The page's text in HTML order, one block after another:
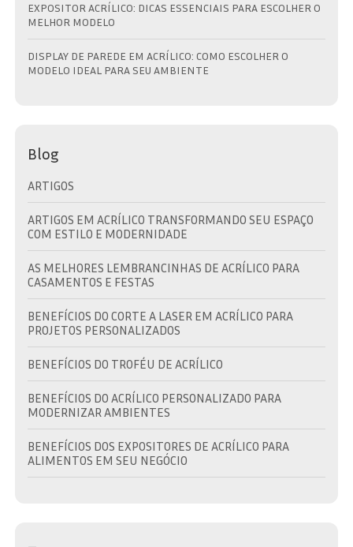
EXPOSITOR ACRÍLICO: DICAS ESSENCIAIS PARA ESCOLHER O
MELHOR MODELO
DISPLAY DE PAREDE EM ACRÍLICO: COMO ESCOLHER O
MODELO IDEAL PARA SEU AMBIENTE
Blog
ARTIGOS
ARTIGOS EM ACRÍLICO TRANSFORMANDO SEU ESPAÇO
COM ESTILO E MODERNIDADE
AS MELHORES LEMBRANCINHAS DE ACRÍLICO PARA
CASAMENTOS E FESTAS
BENEFÍCIOS DO CORTE A LASER EM ACRÍLICO PARA
PROJETOS PERSONALIZADOS
BENEFÍCIOS DO TROFÉU DE ACRÍLICO
BENEFÍCIOS DO ACRÍLICO PERSONALIZADO PARA
MODERNIZAR AMBIENTES
BENEFÍCIOS DOS EXPOSITORES DE ACRÍLICO PARA
ALIMENTOS EM SEU NEGÓCIO